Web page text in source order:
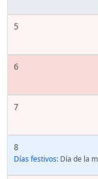
5
6
7
8
Días festivos: Día de la